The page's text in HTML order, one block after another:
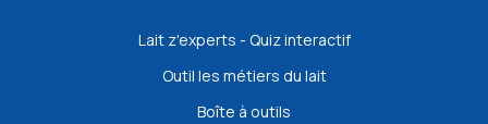
Lait z'experts - Quiz interactif
Outil les métiers du lait
Boîte à outils